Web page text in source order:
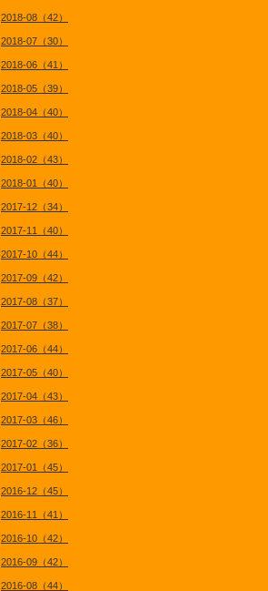
2018-08（42）
2018-07（30）
2018-06（41）
2018-05（39）
2018-04（40）
2018-03（40）
2018-02（43）
2018-01（40）
2017-12（34）
2017-11（40）
2017-10（44）
2017-09（42）
2017-08（37）
2017-07（38）
2017-06（44）
2017-05（40）
2017-04（43）
2017-03（46）
2017-02（36）
2017-01（45）
2016-12（45）
2016-11（41）
2016-10（42）
2016-09（42）
2016-08（44）